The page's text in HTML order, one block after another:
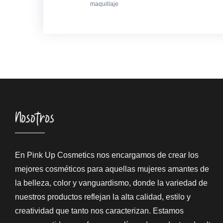
maquillaje
Nosotros
En Pink Up Cosmetics nos encargamos de crear los
mejores cosméticos para aquellas mujeres amantes de
la belleza, color y vanguardismo, donde la variedad de
nuestros productos reflejan la alta calidad, estilo y
creatividad que tanto nos caracterizan. Estamos